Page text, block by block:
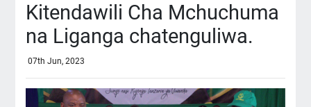
Kitendawili Cha Mchuchuma
na Liganga chatenguliwa.
07th Jun, 2023